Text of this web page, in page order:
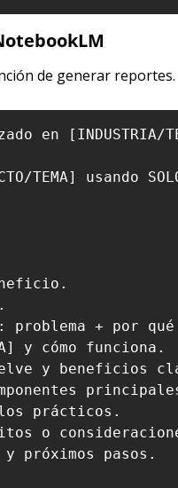
de generar reportes.
en [INDUSTRIA/
TEMA] usando
problema + por qué
y cómo funciona.
y beneficios
prácticos.
o
próximos pasos.